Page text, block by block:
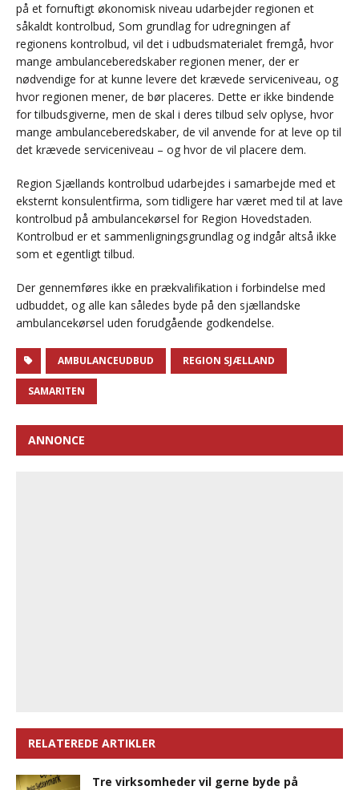
på et fornuftigt økonomisk niveau udarbejder regionen et
såkaldt kontrolbud, Som grundlag for udregningen af
regionens kontrolbud, vil det i udbudsmaterialet fremgå, hvor
mange ambulanceberedskaber regionen mener, der er
nødvendige for at kunne levere det krævede serviceniveau, og
hvor regionen mener, de bør placeres. Dette er ikke bindende
for tilbudsgiverne, men de skal i deres tilbud selv oplyse, hvor
mange ambulanceberedskaber, de vil anvende for at leve op til
det krævede serviceniveau – og hvor de vil placere dem.
Region Sjællands kontrolbud udarbejdes i samarbejde med et
eksternt konsulentfirma, som tidligere har været med til at lave
kontrolbud på ambulancekørsel for Region Hovedstaden.
Kontrolbud er et sammenligningsgrundlag og indgår altså ikke
som et egentligt tilbud.
Der gennemføres ikke en prækvalifikation i forbindelse med
udbuddet, og alle kan således byde på den sjællandske
ambulancekørsel uden forudgående godkendelse.
AMBULANCEUDBUD REGION SJÆLLAND
SAMARITEN
ANNONCE
RELATEREDE ARTIKLER
Tre virksomheder vil gerne byde på